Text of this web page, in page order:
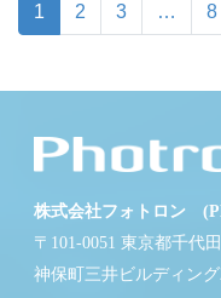
1 2 3 … 8
株式会社フォトロン
〒101-0051 東京都千代
神保町三井ビルディン